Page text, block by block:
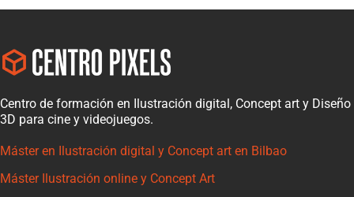
Centro de formación en Ilustración digital, Concept art y Diseño
3D para cine y videojuegos.
Máster en Ilustración digital y Concept art en Bilbao
Máster Ilustración online y Concept Art